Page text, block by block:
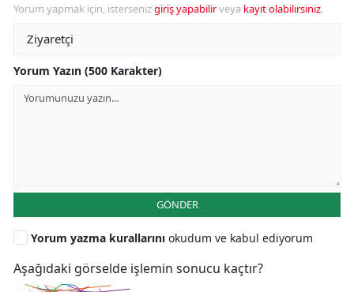
Yorum yapmak için, istersenizgiriş yapabilirveya kayıt olabilirsiniz.
Yorum Yazın (500 Karakter)
GÖNDER
Yorum yazma kurallarını okudum ve kabul ediyorum
Aşağıdaki görselde işlemin sonucu kaçtır?